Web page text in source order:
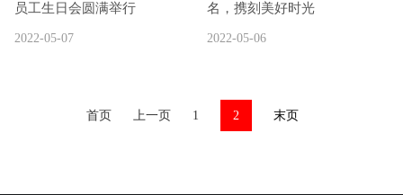
员工生日会圆满举行
2022-05-07
名，携刻美好时光
2022-05-06
首页 上一页 1 2 末页